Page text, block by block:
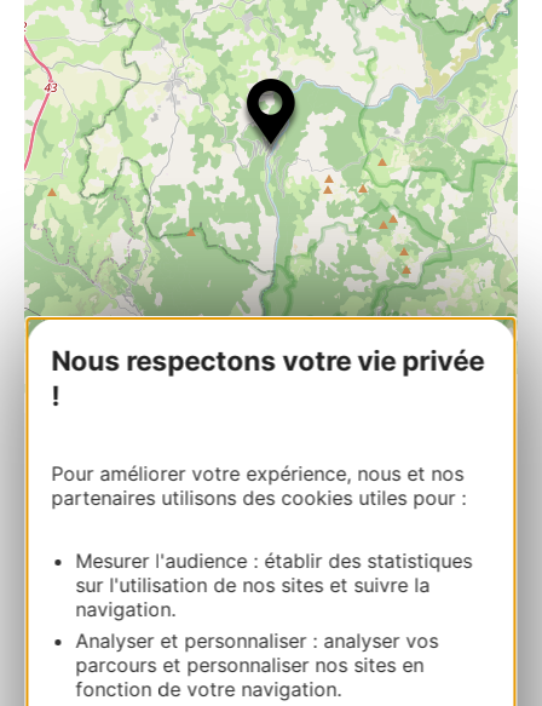
Nous respectons votre vie privée
!
Pour améliorer votre expérience, nous et nos
partenaires utilisons des cookies utiles pour :
Mesurer l'audience : établir des statistiques
sur l'utilisation de nos sites et suivre la
navigation.
Analyser et personnaliser : analyser vos
parcours et personnaliser nos sites en
fonction de votre navigation.
B&ABA SPORT NATURE
Rue Alexis Solanet 48500 LE MASSEGROS
Route & Zugang
+33 6 32 80 49 40